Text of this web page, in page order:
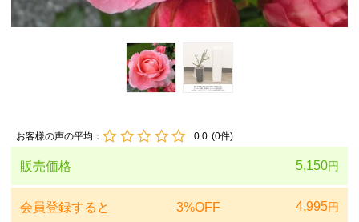
お客様の声の平均： 0.0 (0件)
販売価格 5,150円
会員登録すると 3%OFF 4,995円